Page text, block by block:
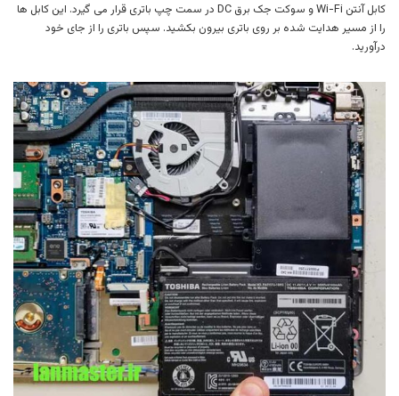
کابل آنتن Wi-Fi و سوکت جک برق DC در سمت چپ باتری قرار می گیرد. این کابل ها
را از مسیر هدایت شده بر روی باتری بیرون بکشید. سپس باتری را از جای خود
درآورید.